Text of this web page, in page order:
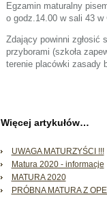
Egzamin maturalny
o godz.14.00 w sali 43 w
Zdający powinni zgłosić
przyborami (szkoła
terenie placówki zasady
Więcej artykułów…
UWAGA MATURZYŚCI !!!
Matura 2020 - informacje
MATURA 2020
PRÓBNA MATURA Z